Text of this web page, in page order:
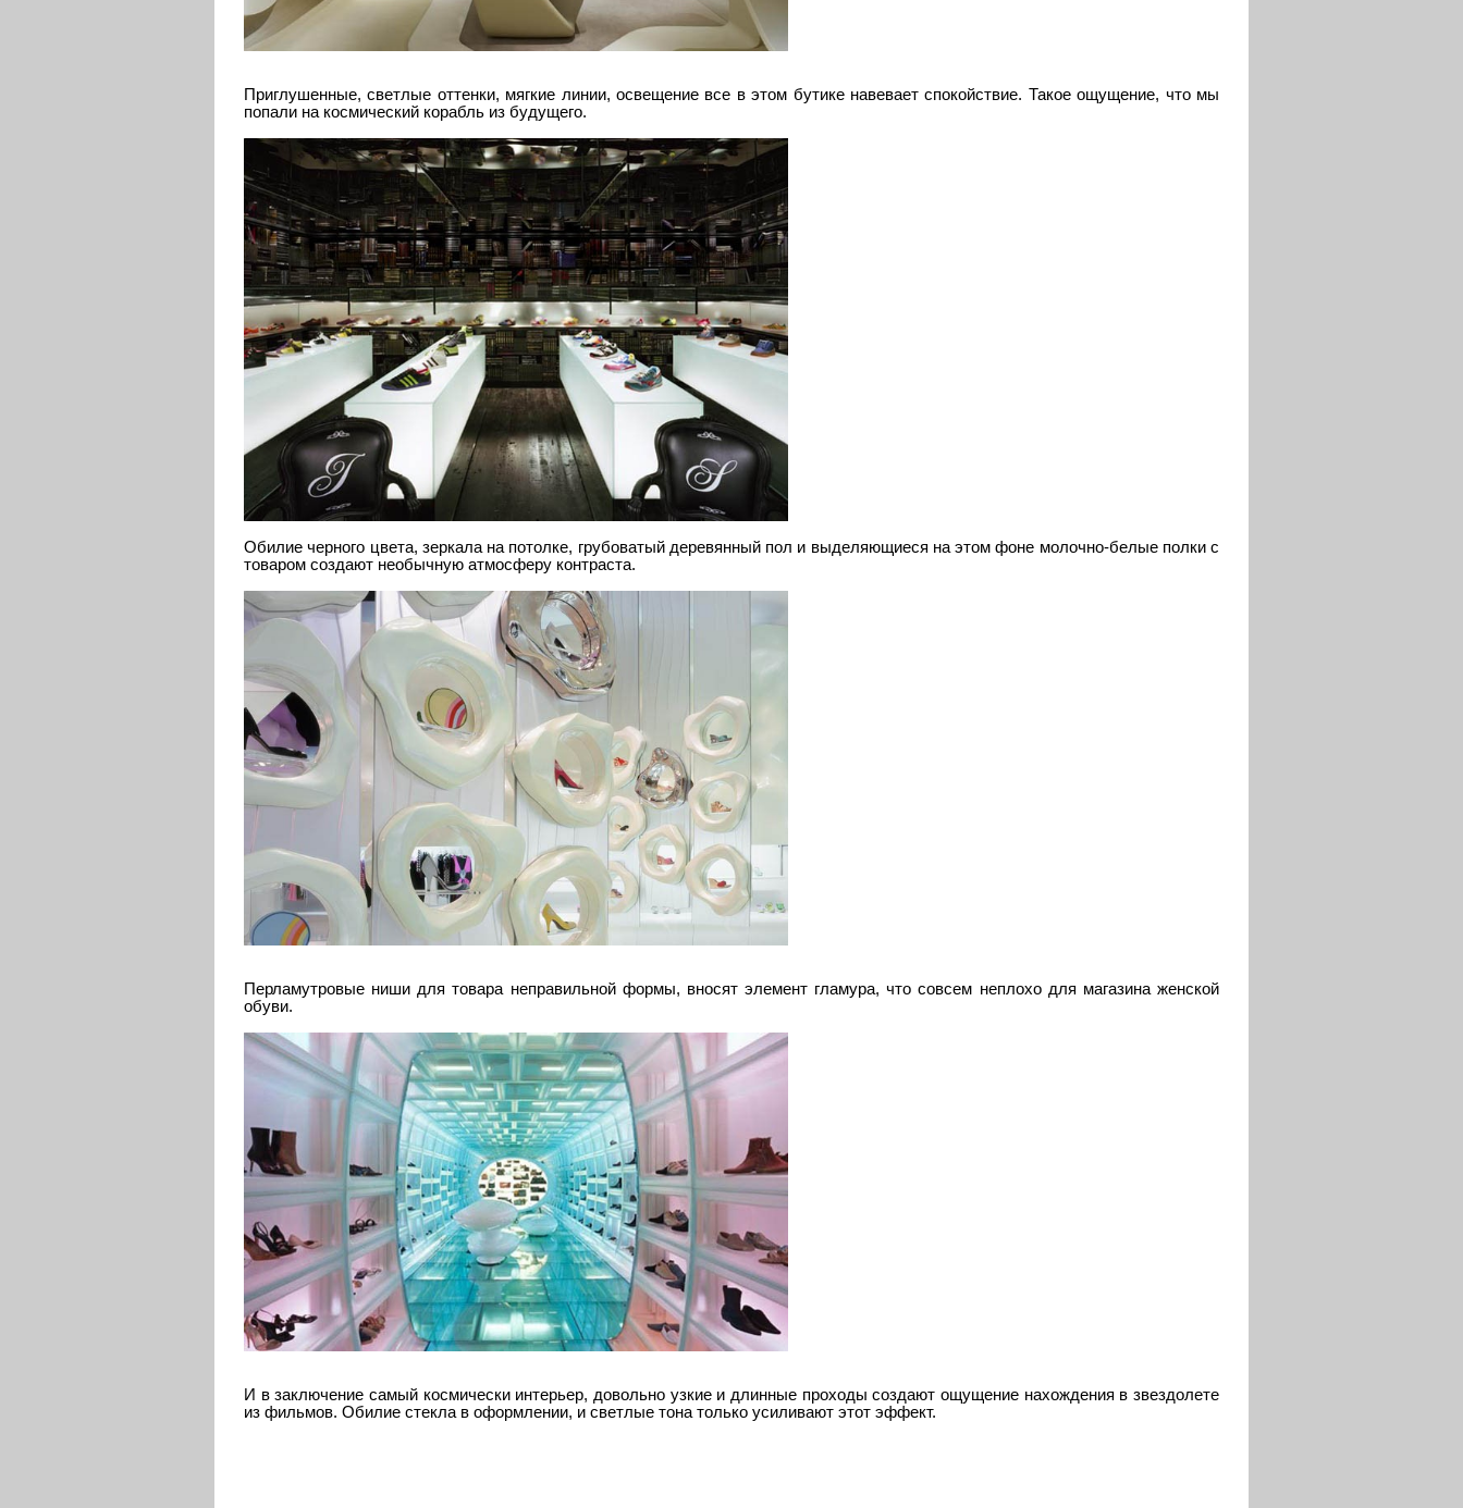
Приглушенные, светлые оттенки, мягкие линии, освещение все в этом бутике навевает спокойствие. Такое ощущение, что мы
попали на космический корабль из будущего.
Обилие черного цвета, зеркала на потолке, грубоватый деревянный пол и выделяющиеся на этом фоне молочно-белые полки с
товаром создают необычную атмосферу контраста.
Перламутровые ниши для товара неправильной формы, вносят элемент гламура, что совсем неплохо для магазина женской
обуви.
И в заключение самый космически интерьер, довольно узкие и длинные проходы создают ощущение нахождения в звездолете
из фильмов. Обилие стекла в оформлении, и светлые тона только усиливают этот эффект.